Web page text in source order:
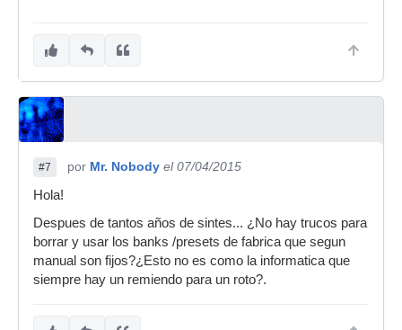
#7 por Mr. Nobody el 07/04/2015
Hola!
Despues de tantos años de sintes... ¿No hay trucos para
borrar y usar los banks /presets de fabrica que segun
manual son fijos?¿Esto no es como la informatica que
siempre hay un remiendo para un roto?.